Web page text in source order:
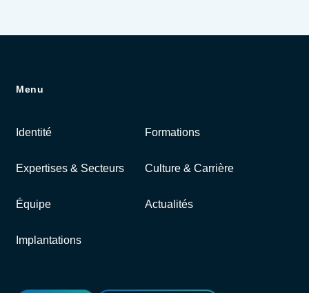
Menu
Identité Formations
Expertises & Secteurs Culture & Carrière
Équipe Actualités
Implantations